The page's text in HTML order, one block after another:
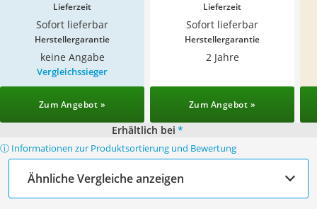
Lieferzeit
Sofort lieferbar
Lieferzeit
Sofort lieferbar
Herstellergarantie
keine Angabe
Herstellergarantie
2 Jahre
Vergleichssieger
Zum Angebot » Zum Angebot »
Erhältlich bei *
ⓘ Informationen zur Produktsortierung und Bewertung
Ähnliche Vergleiche anzeigen